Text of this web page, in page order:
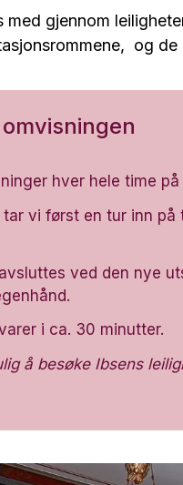
med gjennom
og
hver hele time
tar vi først en tur inn
ved den nye
i ca. 30 minutter.
å besøke Ibsens